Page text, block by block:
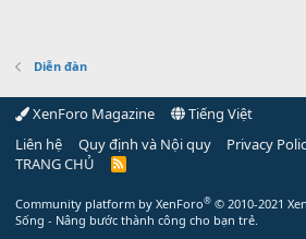
Diễn đàn
XenForo Magazine
Tiếng Việt
Liên hệ
Quy định và Nội quy Privacy
TRANG CHỦ
R
Community platform by XenForo® © 2010-2021
Sống - Nâng bước thành công cho bạn trẻ.